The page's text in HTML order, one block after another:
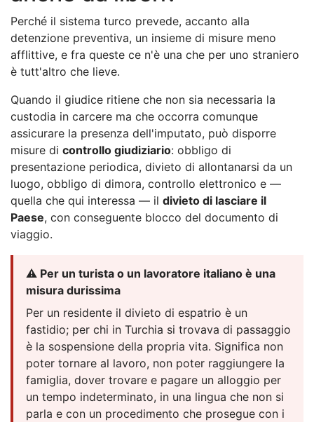
Perché il sistema turco prevede, accanto alla
detenzione preventiva, un insieme di misure meno
afflittive, e fra queste ce n'è una che per uno straniero
è tutt'altro che lieve.
Quando il giudice ritiene che non sia necessaria la
custodia in carcere ma che occorra comunque
assicurare la presenza dell'imputato, può disporre
misure di controllo giudiziario: obbligo di
presentazione periodica, divieto di allontanarsi da un
luogo, obbligo di dimora, controllo elettronico e —
quella che qui interessa — il divieto di lasciare il
Paese, con conseguente blocco del documento di
viaggio.
⚠️ Per un turista o un lavoratore italiano è una
misura durissima
Per un residente il divieto di espatrio è un
fastidio; per chi in Turchia si trovava di passaggio
è la sospensione della propria vita. Significa non
poter tornare al lavoro, non poter raggiungere la
famiglia, dover trovare e pagare un alloggio per
un tempo indeterminato, in una lingua che non si
parla e con un procedimento che prosegue con i